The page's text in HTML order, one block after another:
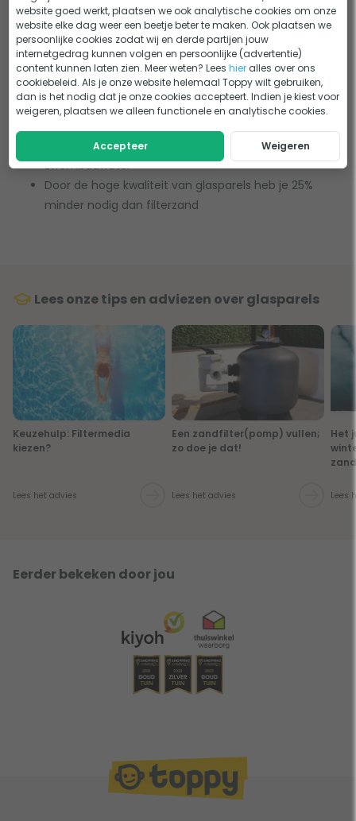
De voordelen van glasparels
Glasparels hebben een lange levensduur, ze gaan
ongeveer 25 jaar mee
Glasparels zijn zelfreinigend, dit kan makkelijk gedaan
Glasparels filteren zelfs de kleinste vuildeeltjes uit het
zwembadwater
Door de hoge kwaliteit van glasparels heb je 25%
minder nodig dan filterzand
Lees onze tips en adviezen over glasparels
Keuzehulp: Filtermedia
kiezen?
Lees het advies
Een zandfilter(pomp) vullen;
zo doe je dat!
Lees het advies
Het
Lees
Eerder bekeken door jou
website goed werkt, plaatsen we ook analytische cookies om onze
website elke dag weer een beetje beter te maken. Ook plaatsen we
persoonlijke cookies zodat wij en derde partijen jouw
internetgedrag kunnen volgen en persoonlijke (advertentie)
content kunnen laten zien. Meer weten? Leeshier alles over ons
cookiebeleid. Als je onze website helemaal Toppy wilt gebruiken,
dan is het nodig dat je onze cookies accepteert. Indien je kiest voor
weigeren, plaatsen we alleen functionele en analytische cookies.
Accepteer Weigeren